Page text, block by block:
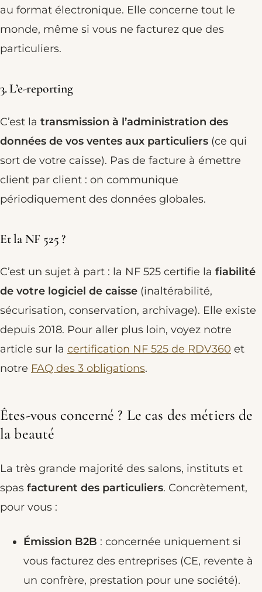
au format électronique. Elle concerne tout le
monde, même si vous ne facturez que des
particuliers.
3. L’e-reporting
C’est la transmission à l’administration des
données de vos ventes aux particuliers (ce qui
sort de votre caisse). Pas de facture à émettre
client par client : on communique
périodiquement des données globales.
Et la NF 525 ?
C’est un sujet à part : la NF 525 certifie la fiabilité
de votre logiciel de caisse (inaltérabilité,
sécurisation, conservation, archivage). Elle existe
depuis 2018. Pour aller plus loin, voyez notre
article sur la certification NF 525 de RDV360 et
notre FAQ des 3 obligations.
Êtes-vous concerné ? Le cas des métiers de
la beauté
La très grande majorité des salons, instituts et
spas facturent des particuliers. Concrètement,
pour vous :
Émission B2B : concernée uniquement si
vous facturez des entreprises (CE, revente à
un confrère, prestation pour une société).